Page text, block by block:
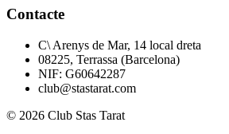
Contacte
C\ Arenys de Mar, 14 local dreta
08225, Terrassa (Barcelona)
NIF: G60642287
club@stastarat.com
© 2026 Club Stas Tarat